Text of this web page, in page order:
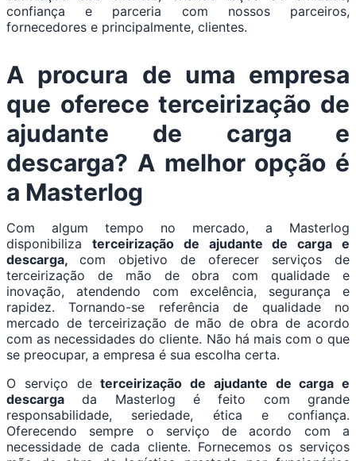
confiança e parceria com nossos parceiros,
fornecedores e principalmente, clientes.
A procura de uma empresa
que ofereceterceirização de
ajudante de carga e
descarga? A melhor opção é
a Masterlog
Com algum tempo no mercado, a Masterlog
disponibiliza terceirização de ajudante de carga e
descarga, com objetivo de oferecer serviços de
terceirização de mão de obra com qualidade e
inovação, atendendo com excelência, segurança e
rapidez. Tornando-se referência de qualidade no
mercado de terceirização de mão de obra de acordo
com as necessidades do cliente. Não há mais com o que
se preocupar, a empresa é sua escolha certa.
O serviço deterceirização de ajudante de carga e
descarga da Masterlog é feito com grande
responsabilidade, seriedade, ética e confiança.
Oferecendo sempre o serviço de acordo com a
necessidade de cada cliente. Fornecemos os serviços